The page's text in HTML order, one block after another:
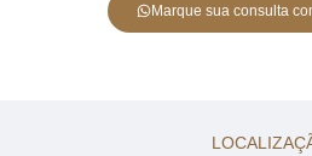
Marque sua consulta